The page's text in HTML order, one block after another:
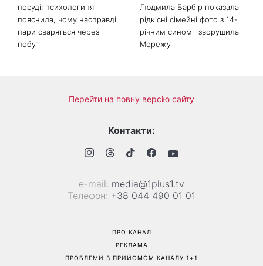
посуді: психологиня
пояснила, чому насправді
пари сваряться через
побут
Людмила Барбір показала
рідкісні сімейні фото з 14-
річним сином і зворушила
Мережу
Перейти на повну версію сайту
Контакти:
е-mail: media@1plus1.tv
Телефон: +38 044 490 01 01
ПРО КАНАЛ
РЕКЛАМА
ПРОБЛЕМИ З ПРИЙОМОМ КАНАЛУ 1+1